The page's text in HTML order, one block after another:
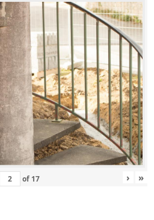
of 17 › »